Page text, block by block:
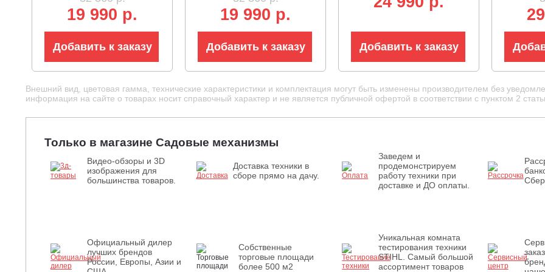
B50X2 + ЗУ CHX2
19 990 р.
Добавить к заказу
АКБ B50X2 + ЗУ CHX2
19 990 р.
Добавить к заказу Добавить к заказу
16.5 кг)
Внешний вид, цветовая гамма, технические характеристики и комплектация могут быть изменены производителем без
информация на сайте о товарах носит справочный характер и не является публичной офертой в соответствии с пунктом 2
Только в магазине Садовые механизмы
Видео-обзоры и 3D
изображения для
большинства товаров.
Доставка техники в
сборе прямо на дачу.
Заведем и
продемонстрируем
работу техники при
доставке и ДО оплаты.
Официальный дилер
лучших брендов
России, Европы, Азии и
Собственные
торговые площади
более 500 м2
Уникальная комната
тестирования техники
STIHL. Самый большой
ассортимент товаров